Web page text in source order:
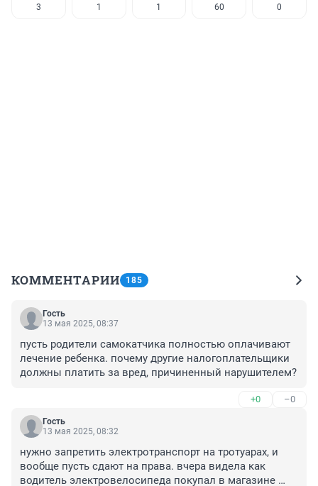
3 1 1 60 0
КОММЕНТАРИИ 185
Гость
13 мая 2025, 08:37
пусть родители самокатчика полностью оплачивают
лечение ребенка. почему другие налогоплательщики
должны платить за вред, причиненный нарушителем?
+0 –0
Гость
13 мая 2025, 08:32
нужно запретить электротранспорт на тротуарах, и
вообще пусть сдают на права. вчера видела как
водитель электровелосипеда покупал в магазине